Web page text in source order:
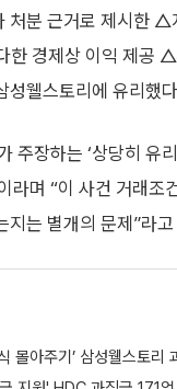
처분 근거로 제시한
경제상 이익 제공
성웰스토리에 유리했
주장하는 ‘상당히 유
라며 “이 사건 거래조
지는 별개의 문제”라
몰아주기’ 삼성웰스토리